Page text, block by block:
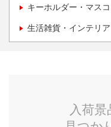
キーホルダー・マス
生活雑貨・インテリ